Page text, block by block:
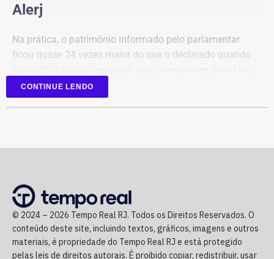
Alerj
Na prática, o patrimônio informado pelo parlamentar
ficou quase 24 vezes maior do que o declarado quando
Brasil.
mil em bens. Entre os itens informados à Justiça Eleitoral
estão dois registros classificados genericamente como
“outros bens e direitos”, nos valores de R$ 95.985,48 e R$
97.555,75.
CONTINUE LENDO
© 2024 – 2026 Tempo Real RJ. Todos os Direitos Reservados. O
conteúdo deste site, incluindo textos, gráficos, imagens e outros
materiais, é propriedade do Tempo Real RJ e está protegido
pelas leis de direitos autorais. É proibido copiar, redistribuir, usar